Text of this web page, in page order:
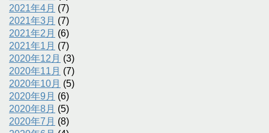
2021年4月 (7)
2021年3月 (7)
2021年2月 (6)
2021年1月 (7)
2020年12月 (3)
2020年11月 (7)
2020年10月 (5)
2020年9月 (6)
2020年8月 (5)
2020年7月 (8)